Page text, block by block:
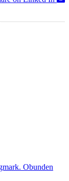
Obunden